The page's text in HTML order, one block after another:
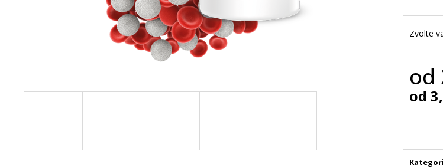
Zvolte
od
od
210 Kč